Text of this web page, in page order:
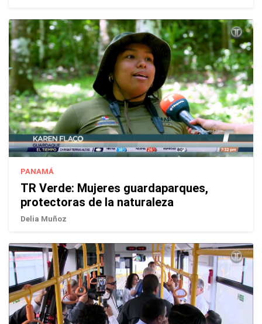
PANAMÁ
TR Verde: Mujeres guardaparques,
protectoras de la naturaleza
Delia Muñoz